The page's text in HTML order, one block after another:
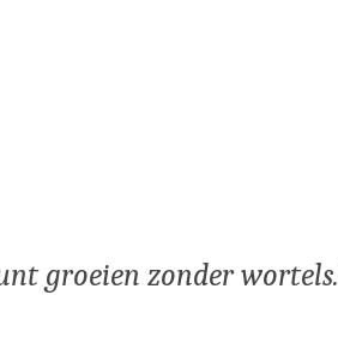
groeien zonder wortels.